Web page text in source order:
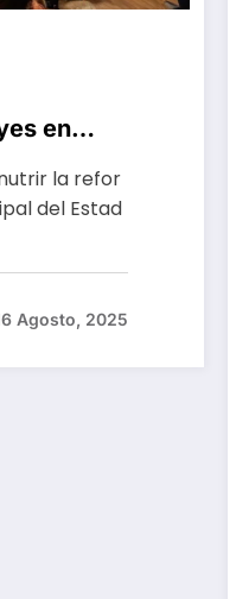
en
la refor
del Estad
Agosto, 2025